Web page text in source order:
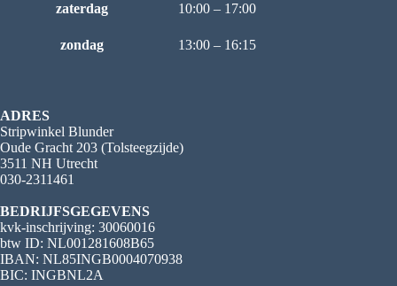
zaterdag 10:00 – 17:00
zondag 13:00 – 16:15
ADRES
Stripwinkel Blunder
Oude Gracht 203 (Tolsteegzijde)
3511 NH Utrecht
030-2311461
BEDRIJFSGEGEVENS
kvk-inschrijving: 30060016
btw ID: NL001281608B65
IBAN: NL85INGB0004070938
BIC: INGBNL2A